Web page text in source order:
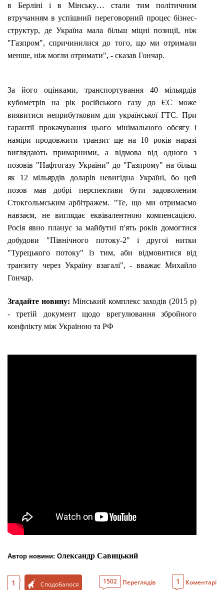
в Берліні і в Мінську… стали тим політичним
втручанням в успішний переговорний процес бізнес-
структур, де Україна мала більш міцні позиції, ніж
"Газпром", спричинилися до того, що ми отримали
менше, ніж могли отримати", - сказав Гончар.
За його оцінками, транспортування 40 мільярдів
кубометрів на рік російського газу до ЄС може
виявитися неприбутковим для української ГТС. При
гарантії прокачування цього мінімального обсягу і
наміри продовжити транзит ще на 10 років наразі
виглядають примарними, а відмова від одного з
позовів "Нафтогазу України" до "Газпрому" на більш
як 12 мільярдів доларів невигідна Україні, бо цей
позов мав добрі перспективи бути задоволеним
Стокгольмським арбітражем. "Те, що ми отримаємо
навзаєм, не виглядає еквівалентною компенсацією.
Росія явно планує за майбутні п'ять років домогтися
добудови "Північного потоку-2" і другої нитки
"Турецького потоку" із тим, аби відмовитися від
транзиту через Україну взагалі", - вважає Михайло
Гончар.
Згадайте новину: Мінський комплекс заходів (2015 р)
- третій документ щодо врегулювання збройного
конфлікту між Україною та РФ
Автор новини: Олександр Савицький
1 Сподобалося 1502 Переглядів 1 Коментарі